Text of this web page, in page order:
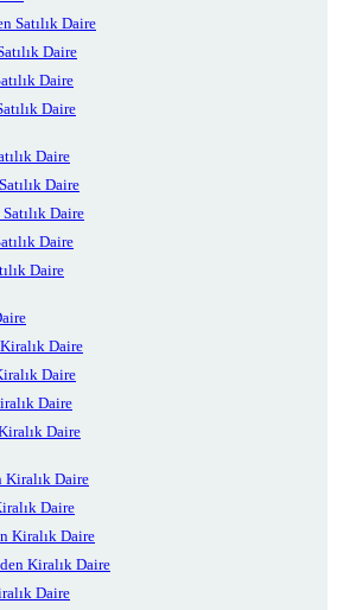
Satılık Daire
Daire
Daire
Daire
Daire
Daire
Daire
Daire
Daire
Daire
Daire
Daire
Daire
Kiralık Daire
Daire
Kiralık Daire
Kiralık Daire
Daire